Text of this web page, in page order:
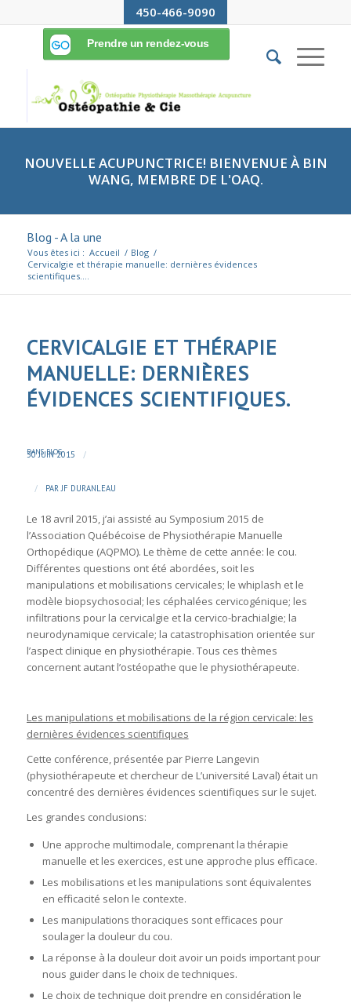
450-466-9090
NOUVELLE ACUPUNCTRICE! BIENVENUE À BIN
WANG, MEMBRE DE L'OAQ.
Blog - A la une
Vous êtes ici : Accueil / Blog /
Cervicalgie et thérapie manuelle: dernières évidences
scientifiques....
CERVICALGIE ET THÉRAPIE
MANUELLE: DERNIÈRES
ÉVIDENCES SCIENTIFIQUES.
30 JUIN 2015 /
DANSBLOG
/ PAR JF DURANLEAU
Le 18 avril 2015, j’ai assisté au Symposium 2015 de
l’Association Québécoise de Physiothérapie Manuelle
Orthopédique (AQPMO). Le thème de cette année: le cou.
Différentes questions ont été abordées, soit les
manipulations et mobilisations cervicales; le whiplash et le
modèle biopsychosocial; les céphalées cervicogénique; les
infiltrations pour la cervicalgie et la cervico-brachialgie; la
neurodynamique cervicale; la catastrophisation orientée sur
l’aspect clinique en physiothérapie. Tous ces thèmes
concernent autant l’ostéopathe que le physiothérapeute.
Les manipulations et mobilisations de la région cervicale: les
dernières évidences scientifiques
Cette conférence, présentée par Pierre Langevin
(physiothérapeute et chercheur de L’université Laval) était un
concentré des dernières évidences scientifiques sur le sujet.
Les grandes conclusions:
Une approche multimodale, comprenant la thérapie
manuelle et les exercices, est une approche plus efficace.
Les mobilisations et les manipulations sont équivalentes
en efficacité selon le contexte.
Les manipulations thoraciques sont efficaces pour
soulager la douleur du cou.
La réponse à la douleur doit avoir un poids important pour
nous guider dans le choix de techniques.
Le choix de technique doit prendre en considération le